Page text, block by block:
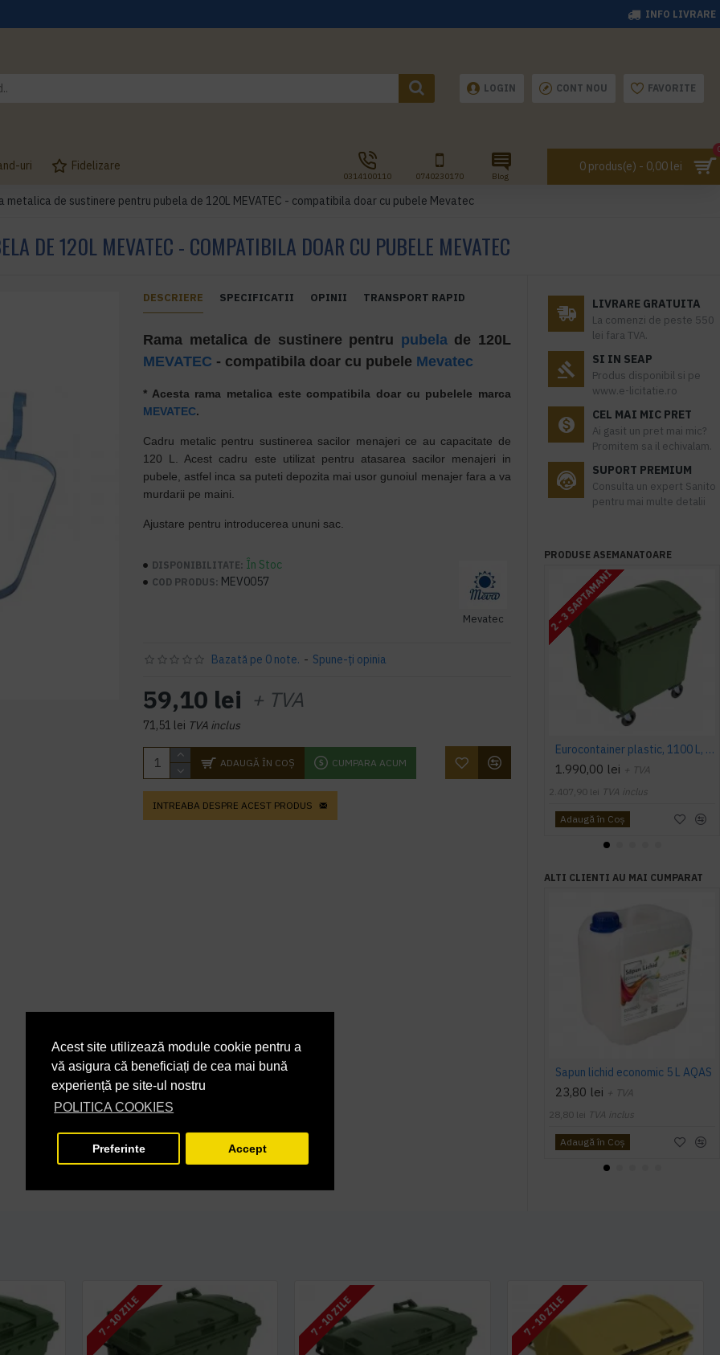
Acest site utilizează module cookie pentru a
vă asigura că beneficiați de cea mai bună
experiență pe site-ul nostru
POLITICA COOKIES
Preferinte Accept
INFO LIVRARE
LOGIN CONT NOU FAVORITE
uri Fidelizare
0314100110 0740230170 Blog
0 produs(e) - 0,00 lei
metalica de sustinere pentru pubela de 120L MEVATEC - compatibila doar cu pubele Mevatec
DE 120L MEVATEC - COMPATIBILA DOAR CU PUBELE MEVATEC
DESCRIERE SPECIFICATII OPINII TRANSPORT RAPID
Rama metalica de sustinere pentru pubelade 120L
MEVATEC - compatibila doar cu pubele Mevatec
* Acesta rama metalica este compatibila doar cu pubelele marca
MEVATEC.
Cadru metalic pentru sustinerea sacilor menajeri ce au capacitate de
120 L. Acest cadru este utilizat pentru atasarea sacilor menajeri in
pubele, astfel inca sa puteti depozita mai usor gunoiul menajer fara a va
murdarii pe maini.
Ajustare pentru introducerea ununi sac.
DISPONIBILITATE: În Stoc
COD PRODUS: MEV0057
Mevatec
Bazată pe 0 note. - Spune-ţi opinia
59,10 lei + TVA
71,51 lei TVA inclus
ADAUGĂ ÎN COŞ CUMPARA ACUM
INTREABA DESPRE ACEST PRODUS
LIVRARE GRATUITA
La comenzi de peste 550
lei fara TVA.
SI IN SEAP
Produs disponibil si pe
www.e-licitatie.ro
CEL MAI MIC PRET
Ai gasit un pret mai mic?
Promitem sa il echivalam.
SUPORT PREMIUM
Consulta un expert Sanito
pentru mai multe detalii
PRODUSE ASEMANATOARE
2 - 3 SAPTAMANI
Eurocontainer plastic, 1100 L, verde, capac rotund - Transport Inclus
1.990,00 lei + TVA
2.407,90 lei TVA inclus
Adaugă în Coş
ALTI CLIENTI AU MAI CUMPARAT
Sapun lichid economic 5 L AQAS
23,80 lei + TVA
28,80 lei TVA inclus
Adaugă în Coş
7 - 10 ZILE 7 - 10 ZILE 7 - 10 ZILE